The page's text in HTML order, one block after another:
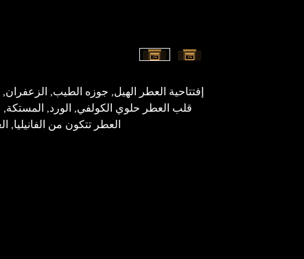
إفتتاحية العطر الهيل, جوزه الطيب, الزعفران,
قلب العطر حلوي الكولفي, الورد, المستكة,
العطر تتكون من